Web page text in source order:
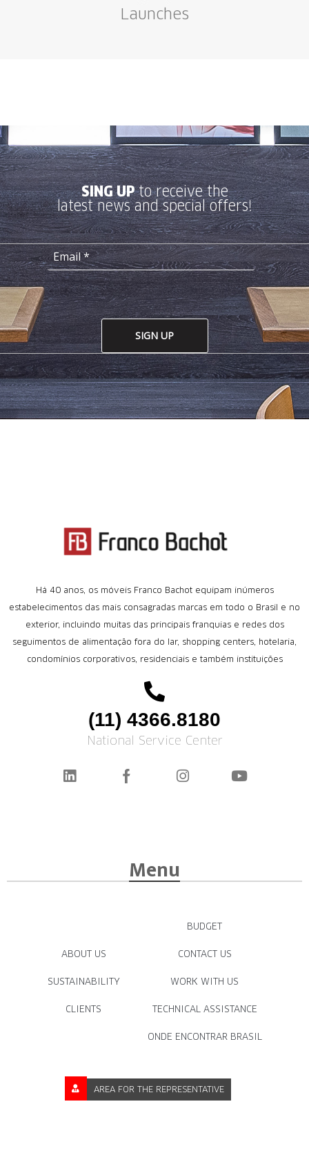
Launches
SING UPto receive the
latest news and special offers!
SIGN UP
Há 40 anos, os móveis Franco Bachot equipam inúmeros
estabelecimentos das mais consagradas marcas em todo o Brasil e no
exterior, incluindo muitas das principais franquias e redes dos
seguimentos de alimentação fora do lar, shopping centers, hotelaria,
condomínios corporativos, residenciais e também instituições
(11) 4366.8180
National Service Center
Menu
ABOUT US
SUSTAINABILITY
CLIENTS
BUDGET
CONTACT US
WORK WITH US
TECHNICAL ASSISTANCE
ONDE ENCONTRAR BRASIL
AREA FOR THE REPRESENTATIVE